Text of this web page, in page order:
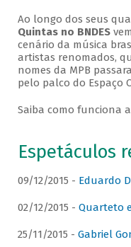
Ao longo dos seus
Quintas no BNDES
cenário da música
artistas renomados,
nomes da MPB
pelo palco do Espaço
Saiba como funciona a
Espetáculos
09/12/2015 - Eduardo
02/12/2015 - Quarteto
25/11/2015 - Gabriel